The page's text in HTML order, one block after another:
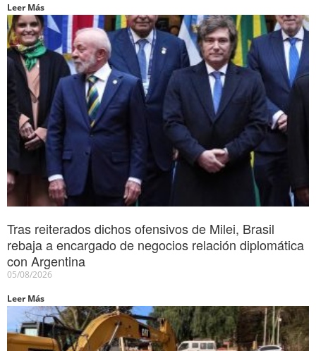
Leer Más
Tras reiterados dichos ofensivos de Milei, Brasil
rebaja a encargado de negocios relación diplomática
con Argentina
05/08/2026
Leer Más